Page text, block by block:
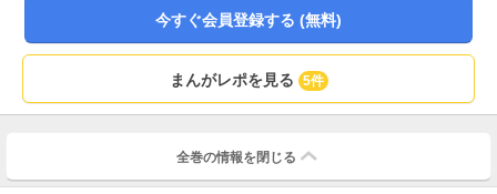
人々からの依頼をこなしたり。コウは早速スキルを使いこなしつつ、持ち前の
真面目な性格と丁寧な仕事ぶりから、すぐに街の人々に受け入れられていくの
桁外れの活躍をする、万能の生産スキル持ち冒険者が異世界を切り拓く!
今すぐ会員登録する (無料)
まんがレポを見る 5件
全巻の情報を 閉じる